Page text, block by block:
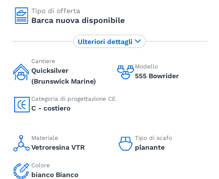
Tipo di offerta
Barca nuova disponibile
Cantiere
Quicksilver
(Brunswick Marine)
Modello
555 Bowrider
Categoria di progettazione CE
C - costiero
Materiale
Vetroresina VTR
Tipo di scafo
planante
Colore
bianco Bianco
Ulteriori dettagli